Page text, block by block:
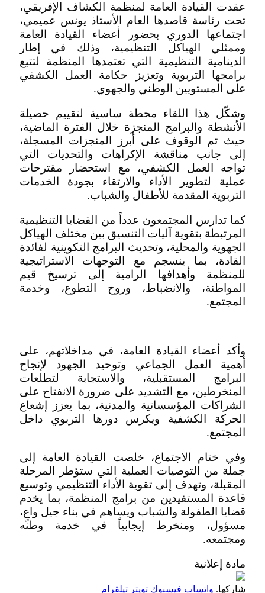
عقدت القيادة العامة لمنظمة الكشاف الإفريقي،
تحت رئاسة قاصدها العام الأستاذ يونس عميمي،
اجتماعها الدوري بحضور أعضاء القيادة العامة
وممثلي الهياكل التنظيمية، وذلك في إطار
الدينامية التنظيمية التي تعتمدها المنظمة لتتبع
برامجها التربوية وتعزيز حكامة العمل الكشفي
على المستويين الوطني والجهوي.
وشكّل هذا اللقاء محطة ساسية لتقييم حصيلة
الأنشطة والبرامج المنجزة خلال الفترة الماضية،
حيث تم الوقوف على أبرز المنجزات المسجلة،
إلى جانب مناقشة الإكراهات والتحديات التي
تواجه العمل الكشفي، مع استحضار مقترحات
عملية لتطوير الأداء والارتقاء بجودة الخدمات
التربوية المقدمة للأطفال والشباب.
كما تدارس المجتمعون عدداً من القضايا التنظيمية
المرتبطة بتقوية آليات التنسيق بين مختلف الهياكل
الجهوية والمحلية، وتحديث البرامج التكوينية لفائدة
القادة، بما ينسجم مع التوجهات الاستراتيجية
للمنظمة وأهدافها الرامية إلى ترسيخ قيم
المواطنة، والانضباط، وروح التطوع، وخدمة
المجتمع.
وأكد أعضاء القيادة العامة، في مداخلاتهم، على
أهمية العمل الجماعي وتوحيد الجهود لإنجاح
البرامج المستقبلية، والاستجابة لتطلعات
المنخرطين، مع التشديد على ضرورة الانفتاح على
الشراكات المؤسساتية والمدنية، بما يعزز إشعاع
الحركة الكشفية ويكرس دورها التربوي داخل
المجتمع.
وفي ختام الاجتماع، خلصت القيادة العامة إلى
جملة من التوصيات العملية التي ستؤطر المرحلة
المقبلة، وتهدف إلى تقوية الأداء التنظيمي وتوسيع
قاعدة المستفيدين من برامج المنظمة، بما يخدم
قضايا الطفولة والشباب ويساهم في بناء جيل واعٍ،
مسؤول، ومنخرط إيجابياً في خدمة وطنه
ومجتمعه.
مادة إعلانية
شاركها. واتساب فيسبوك تويتر تيلقرام